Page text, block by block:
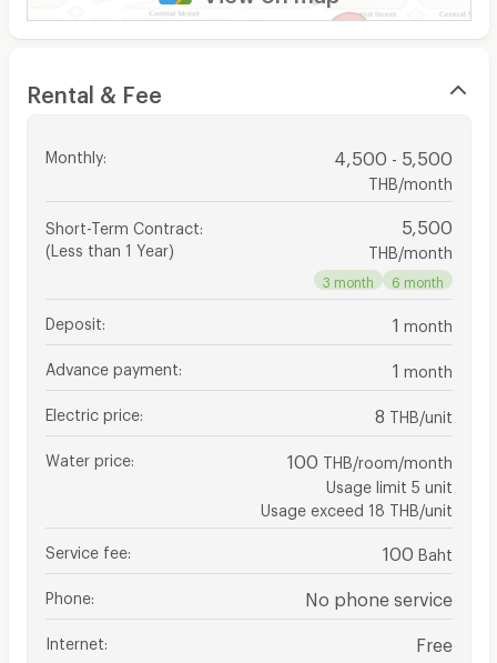
Rental & Fee
Monthly: 4,500 - 5,500
THB/month
Short-Term Contract
(Less than 1 Year)
5,500
THB/month
3 month 6 month
Deposit 1 month
Advance payment 1 month
Electric price 8 THB/unit
Water price 100 THB/room/month
Usage limit 5 unit
Usage exceed 18 THB/unit
Service fee 100 Baht
Phone No phone service
Internet Free